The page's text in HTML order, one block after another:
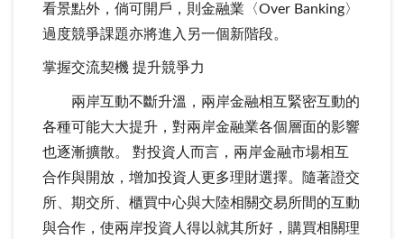
看景點外，倘可開戶，則金融業〈Over Banking〉
過度競爭課題亦將進入另一個新階段。
掌握交流契機 提升競爭力
兩岸互動不斷升溫，兩岸金融相互緊密互動的
各種可能大大提升，對兩岸金融業各個層面的影響
也逐漸擴散。 對投資人而言，兩岸金融市場相互
合作與開放，增加投資人更多理財選擇。隨著證交
所、期交所、櫃買中心與大陸相關交易所間的互動
與合作，使兩岸投資人得以就其所好，購買相關理